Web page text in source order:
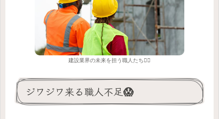
建設業界の未来を担う職人たち👷‍♂️
ジワジワ来る職人不足😱